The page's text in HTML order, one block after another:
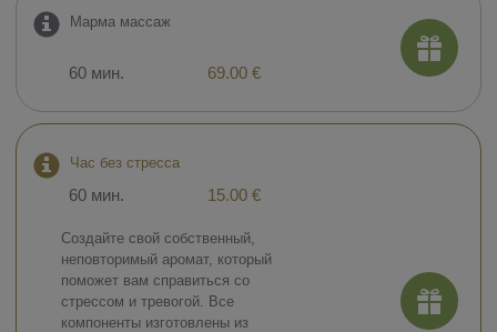
Марма массаж
60 мин. 69.00 €
Час без стресса
60 мин. 15.00 €
Создайте свой собственный,
неповторимый аромат, который
поможет вам справиться со
стрессом и тревогой. Все
компоненты изготовлены из